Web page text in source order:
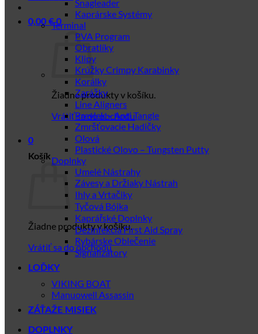
0,00 € 0
Žiadne produkty v košíku.
Vrátiť sa do obchodu
0
Košík
Žiadne produkty v košíku.
Vrátiť sa do obchodu
Snagleader
Kaprárske Systémy
Terminal
PVA Program
Obratlíky
Klipy
Krúžky Crimpy Karabinky
Korálky
Zarážky
Line Aligners
Prevlek – Anti Tangle
Zmršťovacie Hadičky
Olová
Plastické Olovo – Tungsten Putty
Doplnky
Umelé Nástrahy
Závesy a Držiaky Nástrah
Ihly a Vrtačiky
Tyčová Bójka
Kaprářské Doplnky
Dezinfekcia First Aid Spray
Rybárske Oblečenie
Signalizátory
LOĎKY
VIKING BOAT
Manuowell Assassin
ZÁŤAŽE MISIEK
DOPLNKY